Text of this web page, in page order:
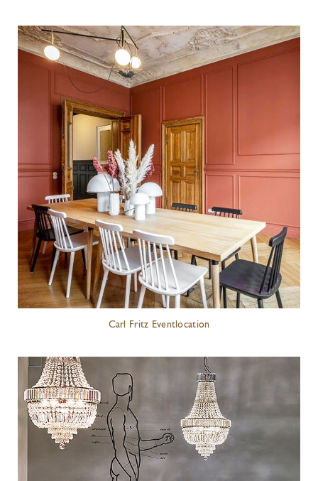
Carl Fritz Eventlocation